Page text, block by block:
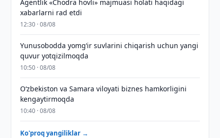
Agentlik «Chodra hovli» majmuasi holati haqidagi
xabarlarni rad etdi
12:30 · 08/08
Yunusobodda yomg‘ir suvlarini chiqarish uchun yangi
quvur yotqizilmoqda
10:50 · 08/08
Oʻzbekiston va Samara viloyati biznes hamkorligini
kengaytirmoqda
10:40 · 08/08
Ko'proq yangiliklar →